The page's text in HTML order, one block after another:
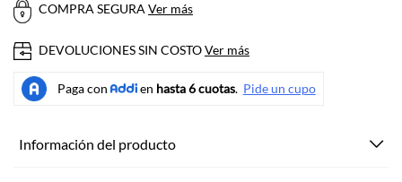
COMPRA SEGURAVer más
DEVOLUCIONES SIN COSTOVer más
Información del producto